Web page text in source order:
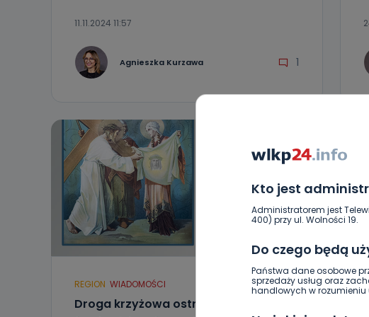
Kto jest
Administratorem jest
400) przy ul. Wolności 19.
Do czego będą
Państwa dane osobowe
sprzedaży usług oraz
handlowych w rozumieniu
11.11.2024 11:57
Agnieszka Kurzawa 1
REGION WIADOMOŚCI
Droga krzyżowa ostrowskich